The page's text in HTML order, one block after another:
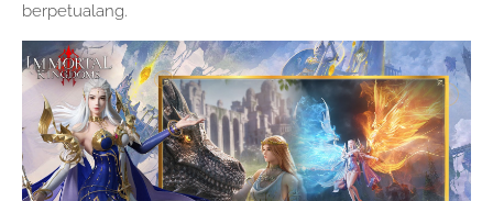
berpetualang.